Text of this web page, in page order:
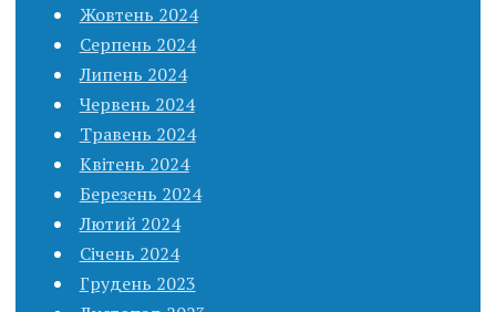
Жовтень 2024
Серпень 2024
Липень 2024
Червень 2024
Травень 2024
Квітень 2024
Березень 2024
Лютий 2024
Січень 2024
Грудень 2023